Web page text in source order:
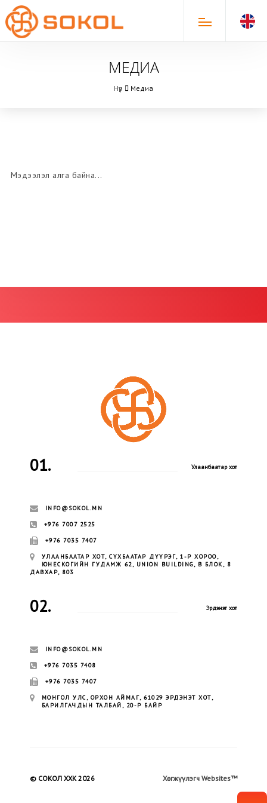
МЕДИА
Нүүр Медиа
Мэдээлэл алга байна...
01. Улаанбаатар хот
INFO@SOKOL.MN
+976 7007 2525
+976 7035 7407
УЛААНБААТАР ХОТ, СҮХБААТАР ДҮҮРЭГ, 1-Р ХОРОО,
ЮНЕСКОГИЙН ГУДАМЖ 62, UNION BUILDING, B БЛОК, 8
ДАВХАР, 803
02. Эрдэнэт хот
INFO@SOKOL.MN
+976 7035 7408
+976 7035 7407
МОНГОЛ УЛС, ОРХОН АЙМАГ, 61029 ЭРДЭНЭТ ХОТ,
БАРИЛГАЧДЫН ТАЛБАЙ, 20-Р БАЙР
© СОКОЛ ХХК 2026 Хөгжүүлэгч Websites™